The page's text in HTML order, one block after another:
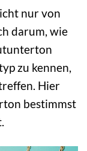
nur von
darum, wie
zu kennen,
Hier
bestimmst